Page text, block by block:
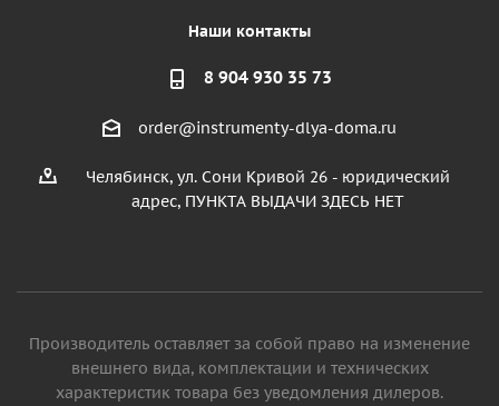
Наши контакты
8 904 930 35 73
order@instrumenty-dlya-doma.ru
Челябинск, ул. Сони Кривой 26 - юридический
адрес, ПУНКТА ВЫДАЧИ ЗДЕСЬ НЕТ
Производитель оставляет за собой право на изменение
внешнего вида, комплектации и технических
характеристик товара без уведомления дилеров.